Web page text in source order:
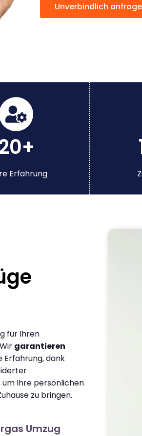
Unverbindlich
Erfahrung
für Ihren
garantieren
Erfahrung, dank
um Ihre persönlichen
zu bringen.
Umzug